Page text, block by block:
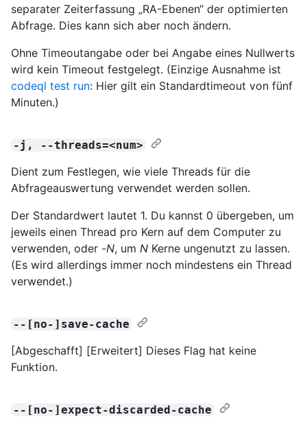
separater Zeiterfassung „RA-Ebenen“ der optimierten
Abfrage. Dies kann sich aber noch ändern.
Ohne Timeoutangabe oder bei Angabe eines Nullwerts
wird kein Timeout festgelegt. (Einzige Ausnahme ist
codeql test run: Hier gilt ein Standardtimeout von fünf
Minuten.)
-j, --threads=<num>
Dient zum Festlegen, wie viele Threads für die
Abfrageauswertung verwendet werden sollen.
Der Standardwert lautet 1. Du kannst 0 übergeben, um
jeweils einen Thread pro Kern auf dem Computer zu
verwenden, oder -N, um N Kerne ungenutzt zu lassen.
(Es wird allerdings immer noch mindestens ein Thread
verwendet.)
--[no-]save-cache
[Abgeschafft] [Erweitert] Dieses Flag hat keine
Funktion.
--[no-]expect-discarded-cache